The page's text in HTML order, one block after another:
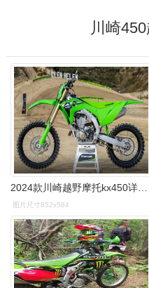
川崎
图片尺寸852x584